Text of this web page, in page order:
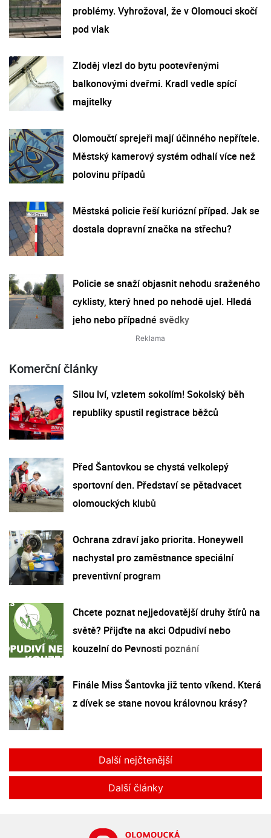
problémy. Vyhrožoval, že v Olomouci skočí
pod vlak
Zloděj vlezl do bytu pootevřenými
balkonovými dveřmi. Kradl vedle spící
majitelky
Olomoučtí sprejeři mají účinného nepřítele.
Městský kamerový systém odhalí více než
polovinu případů
Městská policie řeší kuriózní případ. Jak se
dostala dopravní značka na střechu?
Policie se snaží objasnit nehodu sraženého
cyklisty, který hned po nehodě ujel. Hledá
jeho nebo případné svědky
Komerční články
Silou lví, vzletem sokolím! Sokolský běh
republiky spustil registrace běžců
Před Šantovkou se chystá velkolepý
sportovní den. Představí se pětadvacet
olomouckých klubů
Ochrana zdraví jako priorita. Honeywell
nachystal pro zaměstnance speciální
preventivní program
Chcete poznat nejjedovatější druhy štírů na
světě? Přijďte na akci Odpudiví nebo
kouzelní do Pevnosti poznání
Finále Miss Šantovka již tento víkend. Která
z dívek se stane novou královnou krásy?
Další nejčtenější
Další články